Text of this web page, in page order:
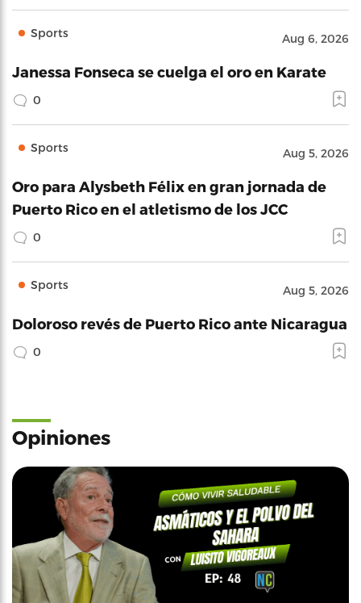
Sports Aug 6, 2026
Janessa Fonseca se cuelga el oro en Karate
0
Sports Aug 5, 2026
Oro para Alysbeth Félix en gran jornada de
Puerto Rico en el atletismo de los JCC
0
Sports Aug 5, 2026
Doloroso revés de Puerto Rico ante Nicaragua
0
Opiniones